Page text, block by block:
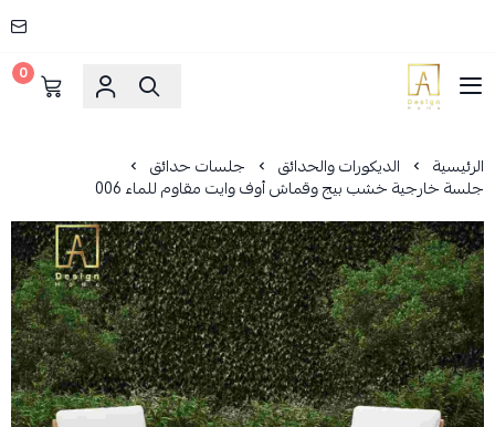
AD HOME
0
الرئيسية الديكورات والحدائق جلسات حدائق
جلسة خارجية خشب بيج وقماش أوف وايت مقاوم للماء 006